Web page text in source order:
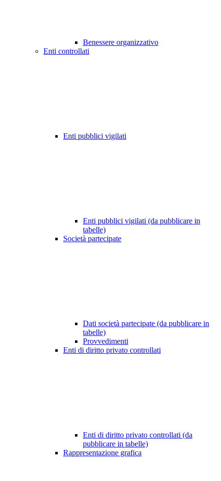
Benessere organizzativo
Enti controllati
Enti pubblici vigilati
Enti pubblici vigilati (da pubblicare in
tabelle)
Società partecipate
Dati società partecipate (da pubblicare in
tabelle)
Provvedimenti
Enti di diritto privato controllati
Enti di diritto privato controllati (da
pubblicare in tabelle)
Rappresentazione grafica